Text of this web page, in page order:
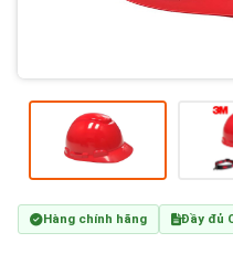
Hàng chính hãng Đầy đủ